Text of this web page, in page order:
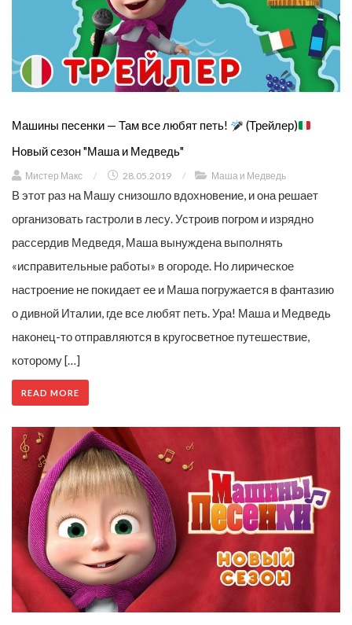
Машины песенки — Там все любят петь!
(Трейлер)
Новый сезон "Маша и Медведь"
Мистер Макс / 28.05.2019 / Маша и Медведь
В этот раз на Машу снизошло вдохновение, и она решает
организовать гастроли в лесу. Устроив погром и изрядно
рассердив Медведя, Маша вынуждена выполнять
«исправительные работы» в огороде. Но лирическое
настроение не покидает ее и Маша погружается в фантазию
о дивной Италии, где все любят петь. Ура! Маша и Медведь
наконец-то отправляются в кругосветное путешествие,
которому […]
READ MORE